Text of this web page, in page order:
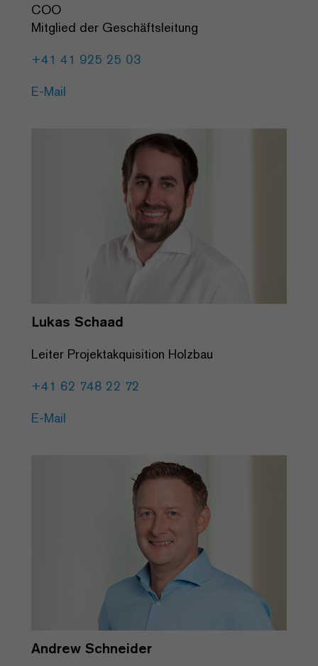
COO
Mitglied der Geschäftsleitung
+41 41 925 25 03
E-Mail
Lukas Schaad
Leiter Projektakquisition Holzbau
+41 62 748 22 72
E-Mail
Andrew Schneider